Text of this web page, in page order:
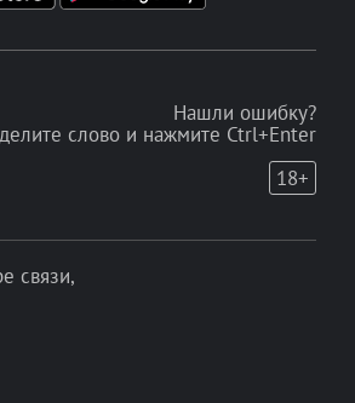
Нашли ошибку?
слово и нажмите Ctrl+Enter
18+
связи,